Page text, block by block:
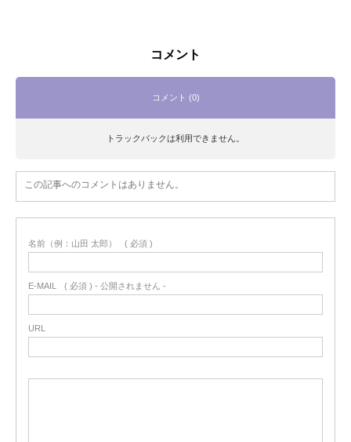
コメント
コメント (0)
トラックバックは利用できません。
この記事へのコメントはありません。
名前（例：山田 太郎） ( 必須 )
E-MAIL ( 必須 ) - 公開されません -
URL